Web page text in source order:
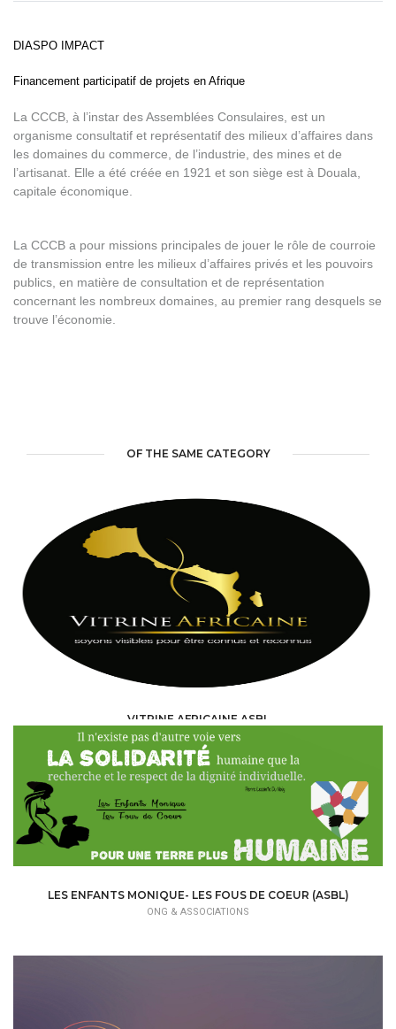
DIASPO IMPACT
Financement participatif de projets en Afrique
La CCCB, à l’instar des Assemblées Consulaires, est un
organisme consultatif et représentatif des milieux d’affaires dans
les domaines du commerce, de l’industrie, des mines et de
l’artisanat. Elle a été créée en 1921 et son siège est à Douala,
capitale économique.
La CCCB a pour missions principales de jouer le rôle de courroie
de transmission entre les milieux d’affaires privés et les pouvoirs
publics, en matière de consultation et de représentation
concernant les nombreux domaines, au premier rang desquels se
trouve l’économie.
OF THE SAME CATEGORY
VITRINE AFRICAINE ASBL
ONG & ASSOCIATIONS
LES ENFANTS MONIQUE- LES FOUS DE COEUR (ASBL)
ONG & ASSOCIATIONS